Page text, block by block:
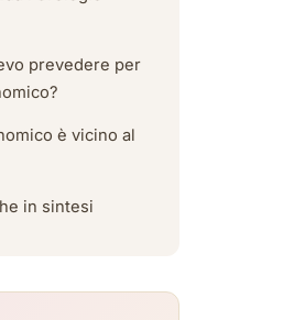
prevedere per
è vicino al
in sintesi